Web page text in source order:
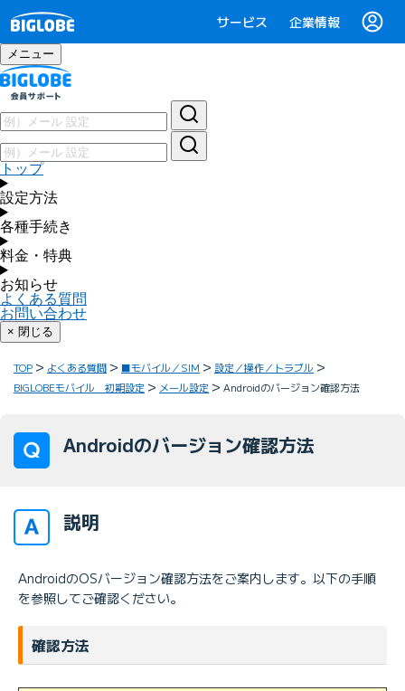
サービス 企業情報
メニュー
トップ
設定方法
各種手続き
料金・特典
お知らせ
よくある質問
お問い合わせ
× 閉じる
TOP よくある質問 ■モバイル／SIM
設定／操作／トラブル
BIGLOBEモバイル 初期設定
メール設定 Androidのバージョン確認方法
Androidのバージョン確認方法
説明
AndroidのOSバージョン確認方法をご案内します。以下の手順
を参照してご確認ください。
確認方法